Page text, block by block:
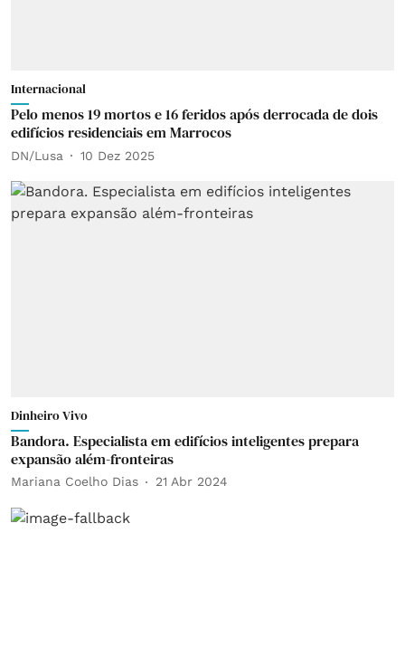
Internacional
Pelo menos 19 mortos e 16 feridos após derrocada de dois
edifícios residenciais em Marrocos
DN/Lusa 10 Dez 2025
Dinheiro Vivo
Bandora. Especialista em edifícios inteligentes prepara
expansão além-fronteiras
Mariana Coelho Dias 21 Abr 2024